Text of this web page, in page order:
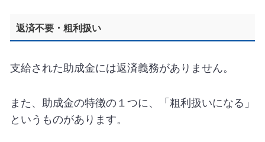
返済不要・粗利扱い
支給された助成金には返済義務がありません。
また、助成金の特徴の１つに、「粗利扱いになる」
というものがあります。